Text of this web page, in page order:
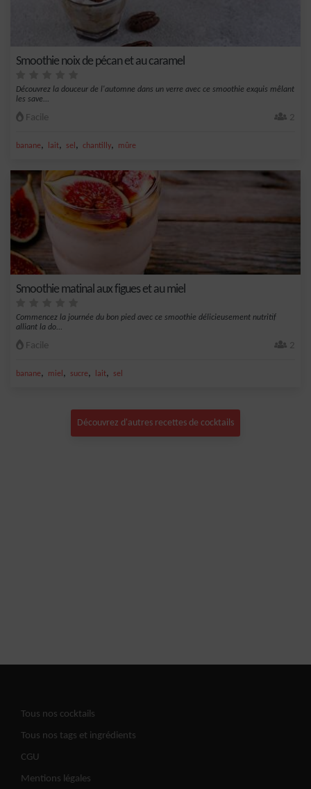
Smoothie noix de pécan et au caramel
Découvrez la douceur de l'automne dans un verre avec ce smoothie exquis mêlant
les save...
Facile 2
banane, lait, sel , chantilly, mûre
Smoothie matinal aux figues et au miel
Commencez la journée du bon pied avec ce smoothie délicieusement nutritif
alliant la do...
Facile 2
banane, miel , sucre, lait, sel
Découvrez d'autres recettes de cocktails
Tous nos cocktails
Tous nos tags et ingrédients
CGU
Mentions légales